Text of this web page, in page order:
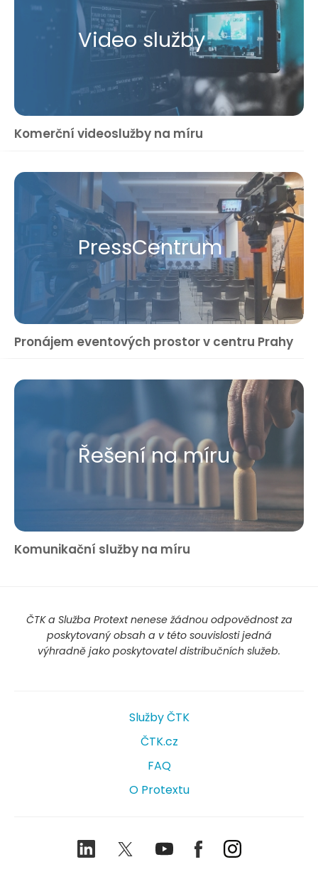
Video služby
Komerční videoslužby na míru
Press​Centrum
Pronájem eventových prostor v centru Prahy
Řešení na míru
Komunikační služby na míru
ČTK a Služba Protext nenese žádnou odpovědnost za
poskytovaný obsah a v této souvislosti jedná
výhradně jako poskytovatel distribučních služeb.
Služby ČTK
ČTK.cz
FAQ
O Protextu
LinkedIn TwitterYoutubeFacebookInstagram